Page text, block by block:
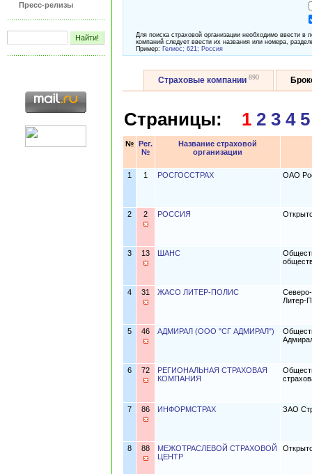
Пресс-релизы
Для поиска страховой организации необходимо ввести
компаний следует ввести их названия или номера,
Пример: Гелиос; 621; Россия
Страховые компании 890
Страницы: 1 2 3 4 5
№
Рег.
№
Название страховой
организации
1 1 РОСГОССТРАХ ОАО
2 2 РОССИЯ
3 13 ШАНС
4 31 ЖАСО ЛИТЕР-ПОЛИС
Северо-
Литер-
5 46 АДМИРАЛ (ООО "СГ АДМИРАЛ")
6 72
РЕГИОНАЛЬНАЯ СТРАХОВАЯ
КОМПАНИЯ
7 86 ИНФОРМСТРАХ ЗАО
8 88
МЕЖОТРАСЛЕВОЙ СТРАХОВОЙ
ЦЕНТР